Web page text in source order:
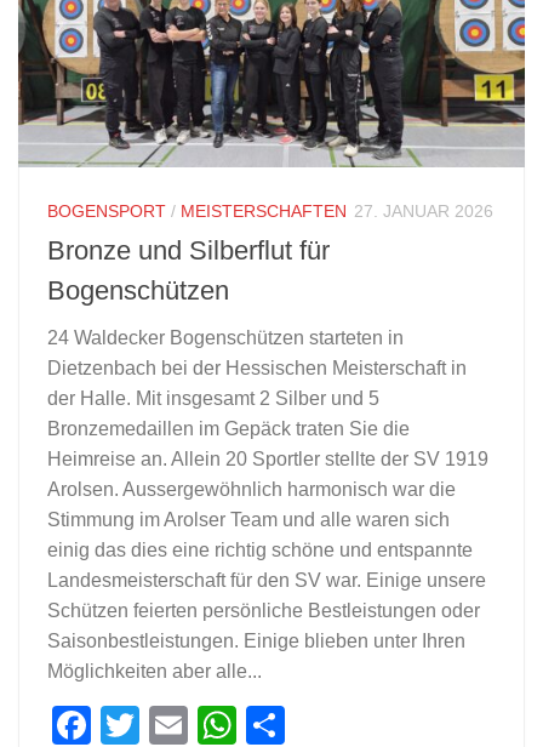
BOGENSPORT / MEISTERSCHAFTEN 27. JANUAR 2026
Bronze und Silberflut für
Bogenschützen
24 Waldecker Bogenschützen starteten in
Dietzenbach bei der Hessischen Meisterschaft in
der Halle. Mit insgesamt 2 Silber und 5
Bronzemedaillen im Gepäck traten Sie die
Heimreise an. Allein 20 Sportler stellte der SV 1919
Arolsen. Aussergewöhnlich harmonisch war die
Stimmung im Arolser Team und alle waren sich
einig das dies eine richtig schöne und entspannte
Landesmeisterschaft für den SV war. Einige unsere
Schützen feierten persönliche Bestleistungen oder
Saisonbestleistungen. Einige blieben unter Ihren
Möglichkeiten aber alle...
Facebook
Twitter
EmailWhatsApp